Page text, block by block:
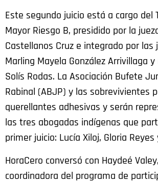
Este segundo juicio está a cargo del
Mayor Riesgo B, presidido por la
Castellanos Cruz e integrado por las
Marling Mayela González Arrivillaga
Solís Rodas. La Asociación Bufete
Rabinal (ABJP) y las sobrevivientes
querellantes adhesivas y serán
las tres abogadas indígenas que
primer juicio: Lucía Xiloj, Gloria
HoraCero conversó con Haydeé
coordinadora del programa de